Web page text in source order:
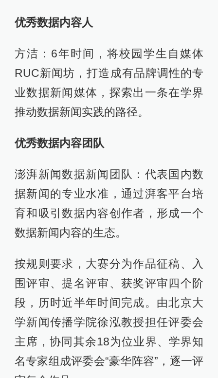
优秀数据内容人
方洁：6年时间，将校园学生自媒体
RUC新闻坊，打造成有品牌调性的专
业数据新闻媒体，探索出一条在学界
推动数据新闻实践的路径。
优秀数据内容团队
澎湃新闻数据新闻团队：代表国内数
据新闻的专业水准，通过湃客平台培
育和吸引数据内容创作者，形成一个
数据新闻内容的生态。
按规则要求，大赛分为作品征稿、入
围评审、提名评审、获奖评审四个阶
段，历时近半年时间完成。由北京大
学新闻传播学院徐泓教授担任评委会
主席，协同其余18为位业界、学界知
名专家组成评委会“豪华阵容”，逐一评